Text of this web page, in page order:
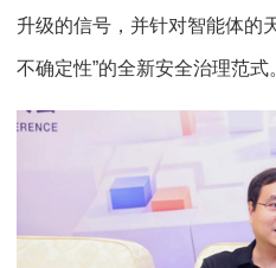
升级的信号，并针对智能体的
不确定性”的全新安全治理范式